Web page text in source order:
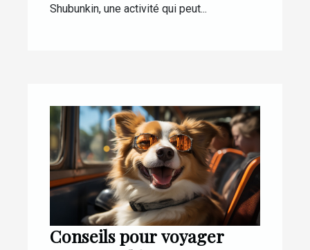
Shubunkin, une activité qui peut...
Conseils pour voyager